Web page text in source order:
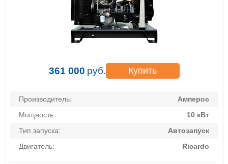
361 000 руб. Купить
Производитель:
Амперос
Мощность:
10 кВт
Тип запуска:
Автозапуск
Двигатель:
Ricardo